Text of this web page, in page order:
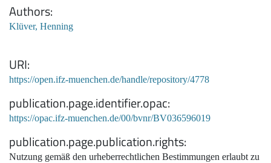
Authors
Klüver, Henning
URI
https://open.ifz-muenchen.de/handle/repository/4778
publication.page.identifier.opac
https://opac.ifz-muenchen.de/00/bvnr/BV036596019
publication.page.publication.rights
Nutzung gemäß den urheberrechtlichen Bestimmungen erlaubt zu